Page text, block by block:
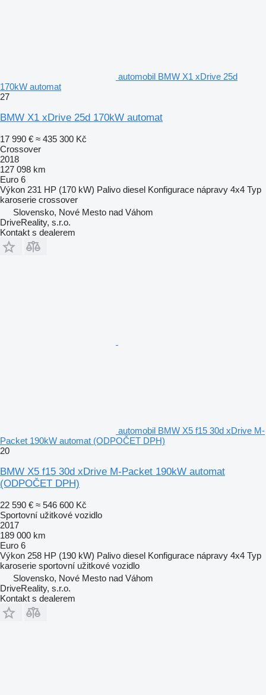
automobil BMW X1 xDrive 25d
170kW automat
27
BMW X1 xDrive 25d 170kW automat
17 990 € ≈ 435 300 Kč
Crossover
2018
127 098 km
Euro 6
Výkon 231 HP (170 kW) Palivo diesel Konfigurace nápravy 4x4 Typ
karoserie crossover
Slovensko, Nové Mesto nad Váhom
DriveReality, s.r.o.
Kontakt s dealerem
automobil BMW X5 f15 30d xDrive M-
Packet 190kW automat (ODPOČET DPH)
20
BMW X5 f15 30d xDrive M-Packet 190kW automat
(ODPOČET DPH)
22 590 € ≈ 546 600 Kč
Sportovní užitkové vozidlo
2017
189 000 km
Euro 6
Výkon 258 HP (190 kW) Palivo diesel Konfigurace nápravy 4x4 Typ
karoserie sportovní užitkové vozidlo
Slovensko, Nové Mesto nad Váhom
DriveReality, s.r.o.
Kontakt s dealerem